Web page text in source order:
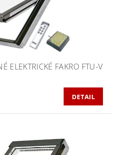
ELEKTRICKÉ FAKRO FTU-V
DETAIL